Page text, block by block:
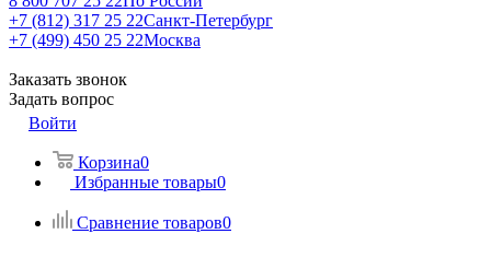
+7 (812) 317 25 22Санкт-Петербург
+7 (499) 450 25 22Москва
Заказать звонок
Задать вопрос
Войти
Корзина0
Избранные товары0
Сравнение товаров0